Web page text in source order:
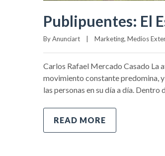
Publipuentes: El
By Anunciart Marketing, Medios
Carlos Rafael Mercado Casado La
movimiento constante predomina,
las personas en su día a día.
READ MORE